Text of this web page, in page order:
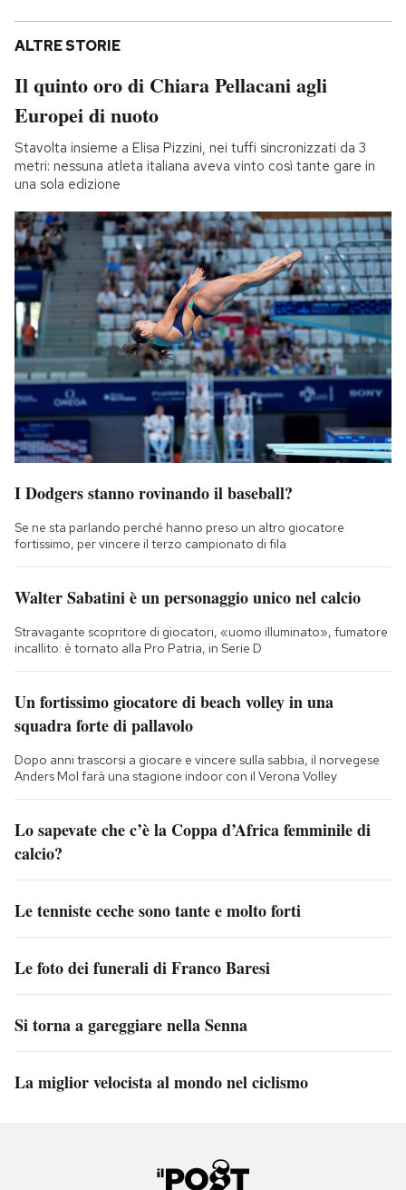
ALTRE STORIE
Il quinto oro di Chiara Pellacani agli
Europei di nuoto
Stavolta insieme a Elisa Pizzini, nei tuffi sincronizzati da 3
metri: nessuna atleta italiana aveva vinto così tante gare in
una sola edizione
I Dodgers stanno rovinando il baseball?
Se ne sta parlando perché hanno preso un altro giocatore
fortissimo, per vincere il terzo campionato di fila
Walter Sabatini è un personaggio unico nel calcio
Stravagante scopritore di giocatori, «uomo illuminato», fumatore
incallito: è tornato alla Pro Patria, in Serie D
Un fortissimo giocatore di beach volley in una
squadra forte di pallavolo
Dopo anni trascorsi a giocare e vincere sulla sabbia, il norvegese
Anders Mol farà una stagione indoor con il Verona Volley
Lo sapevate che c’è la Coppa d’Africa femminile di
calcio?
Le tenniste ceche sono tante e molto forti
Le foto dei funerali di Franco Baresi
Si torna a gareggiare nella Senna
La miglior velocista al mondo nel ciclismo